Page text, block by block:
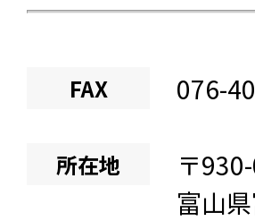
FAX 076-
所在地 〒
富山県